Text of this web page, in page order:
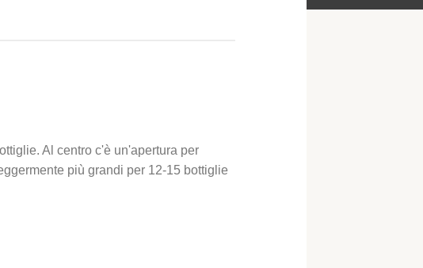
Al centro c'è un'apertura per
più grandi per 12-15 bottiglie